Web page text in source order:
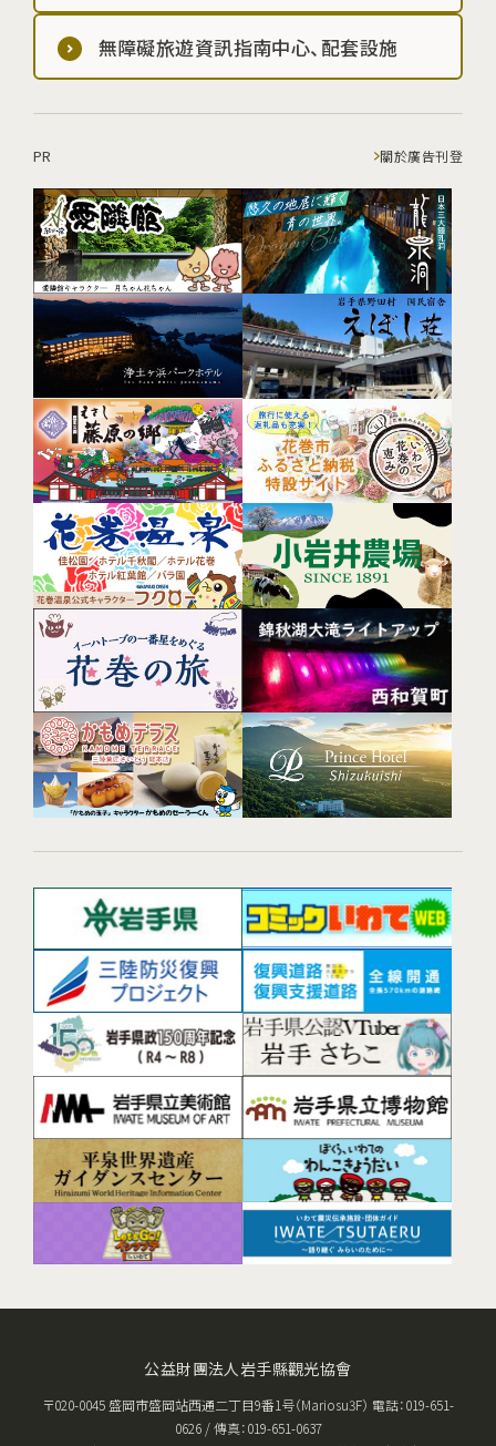
無障礙旅遊資訊指南中心、配套設施
PR 關於廣告刊登
公益財團法人岩手縣觀光協會
〒020-0045 盛岡市盛岡站西通二丁目9番1号（Mariosu3F） 電話：019-651-
0626 / 傳真：019-651-0637